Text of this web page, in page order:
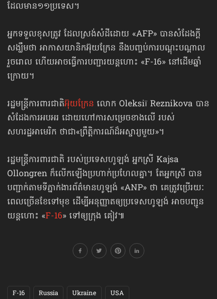
ដែលមាន១១ប្រទេស។
អ្នកទទួលខុសត្រូវ ដែលស្រង់សំដីដោយ «AFP» បានសំដែងក្ដី
សង្ឃឹមថា អាកាសយានិកអ៊ុយក្រែន នឹងបញ្ចប់ការបណ្តុះបណ្តាល
រួចរោល ហើយអាចធ្វើការបញ្ជារយន្ដហោះ «F-16» នៅដើមឆ្នាំ
ក្រោយ។
រដ្ឋមន្ត្រីការពារជាតិអ៊ុយក្រែន លោក Oleksiï Reznikova បាន
សំដែងការអបអរ ដោយហៅការសម្រេចខាងលើ របស់
សហរដ្ឋអាមេរិក ថាជា«ព្រឹត្តិការណ៍ដ៏អស្ចារ្យមួយ»។
រដ្ឋមន្ត្រីការពារជាតិ របស់ប្រទេសហូឡង់ អ្នកស្រី Kajsa
Ollongren ក៏លើកឡើងប្រហាក់ប្រហែលគ្នា។ តែអ្នកស្រី បាន
បញ្ជាក់តាមទីភ្នាក់ងារព័ត៌មានហូឡង់ «ANP» ថា គេត្រូវប្រើរយៈ
ពេលច្រើនខែទៅមុខ ដើម្បីអនុញ្ញាតឲ្យប្រទេសហូឡង់ អាចបញ្ជូន
យន្តហោះ «F-16» ទៅឲ្យក្រុង គៀវ៕
F-16 Russia Ukraine USA